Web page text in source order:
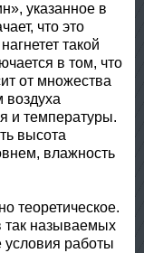
указанное в
что это
такой
в том, что
от множества
воздуха
и температуры.
высота
влажность
теоретическое.
так называемых
работы